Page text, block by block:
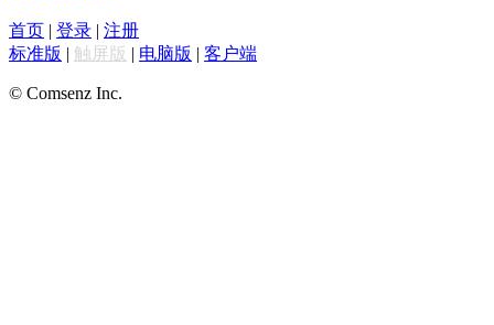
首页 | 登录 | 注册
标准版 | 触屏版 | 电脑版 | 客户端
© Comsenz Inc.